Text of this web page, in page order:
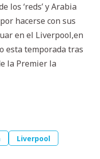
los ‘reds’ y Arabia
hacerse con sus
en el Liverpool,en
esta temporada tras
la Premier la
Liverpool